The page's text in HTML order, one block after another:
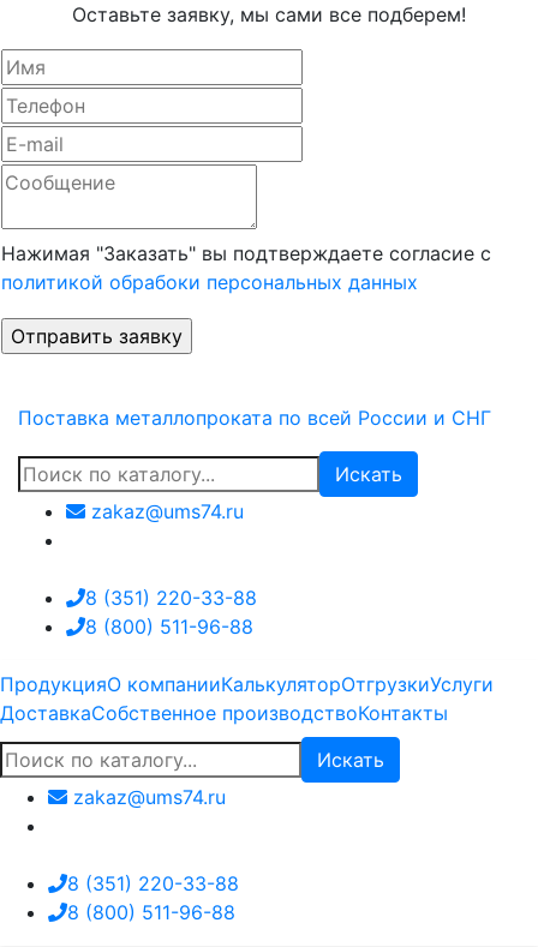
Оставьте заявку, мы сами все подберем!
Нажимая "Заказать" вы подтверждаете согласие с
политикой обрабоки персональных данных
Поставка металлопроката по всей России и СНГ
Искать
zakaz@ums74.ru
8 (351) 220-33-88
8 (800) 511-96-88
ПродукцияО компанииКалькуляторОтгрузкиУслуги
ДоставкаСобственное производствоКонтакты
Искать
zakaz@ums74.ru
8 (351) 220-33-88
8 (800) 511-96-88